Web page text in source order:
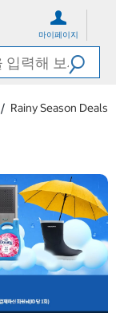
마이페이지
Rainy Season Deals